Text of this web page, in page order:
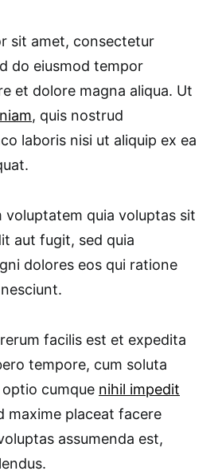
sit amet, consectetur
do eiusmod tempor
et dolore magna aliqua. Ut
, quis nostrud
laboris nisi ut aliquip ex ea
voluptatem quia voluptas sit
aut fugit, sed quia
dolores eos qui ratione
facilis est et expedita
tempore, cum soluta
cumque nihil impedit
maxime placeat facere
assumenda est,